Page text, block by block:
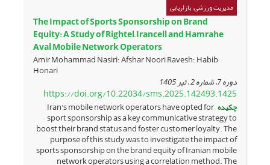
مدیریت ورزشی، بازاریابی
The Impact of Sports Sponsorship on Brand
Equity: A Study of Rightel, Irancell and Hamrahe
Aval Mobile Network Operators
Amir Mohammad Nasiri؛ Afshar Noori Ravesh؛ Habib
Honari
دوره 7، شماره 2 ، تیر 1405
https://doi.org/10.22034/sms.2025.142493.1425
چکیده Iran's mobile network operators have opted for
sport sponsorship as a key communicative strategy to
boost their brand status and foster customer loyalty. The
purpose of this study was to investigate the impact of
sports sponsorship on the brand equity of Iranian mobile
network operators using a correlation method. The